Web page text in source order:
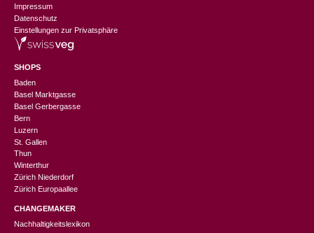
Impressum
Datenschutz
Einstellungen zur Privatsphäre
SHOPS
Baden
Basel Marktgasse
Basel Gerbergasse
Bern
Luzern
St. Gallen
Thun
Winterthur
Zürich Niederdorf
Zürich Europaallee
CHANGEMAKER
Nachhaltigkeitslexikon